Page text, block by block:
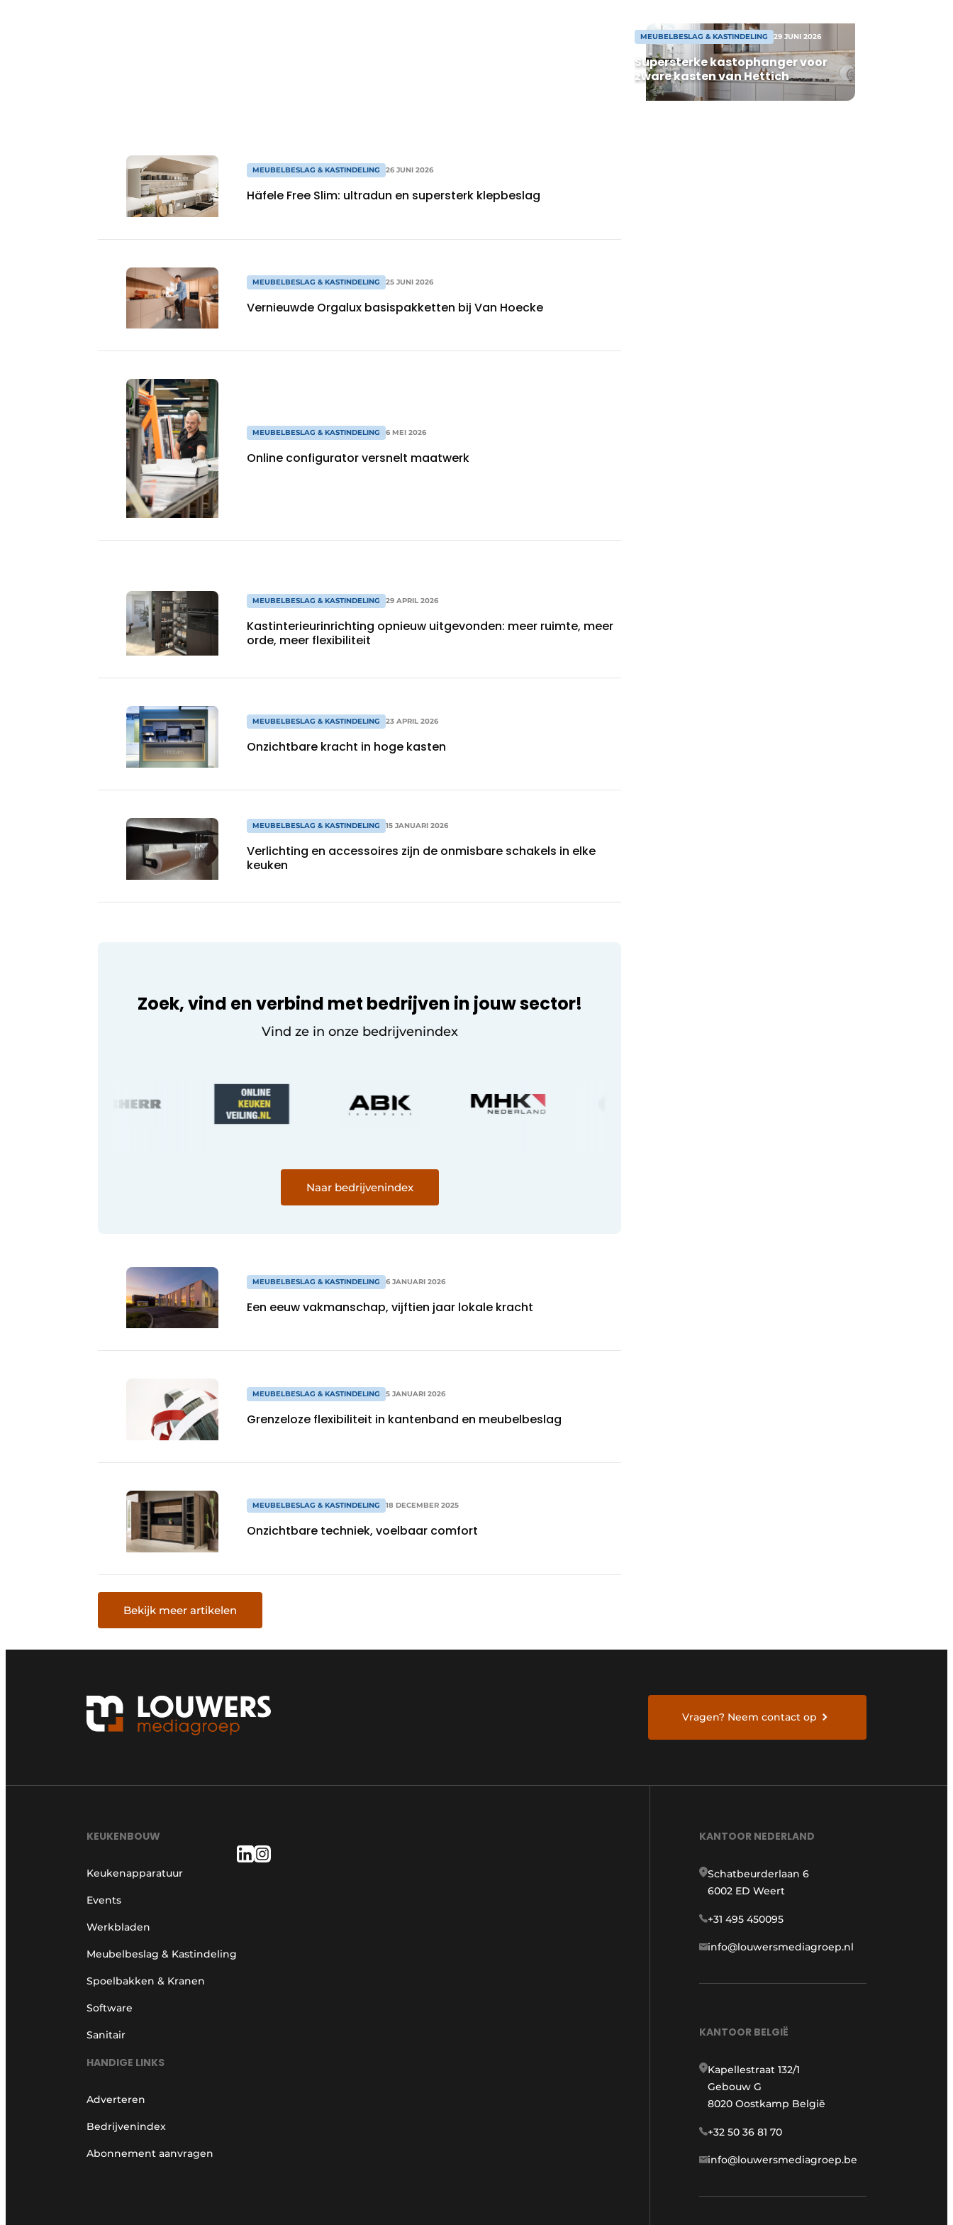
MEUBELBESLAG & KASTINDELING 29 JUNI 2026
Supersterke kastophanger voor
zware kasten van Hettich
MEUBELBESLAG & KASTINDELING 26 JUNI 2026
Häfele Free Slim: ultradun en supersterk klepbeslag
MEUBELBESLAG & KASTINDELING 25 JUNI 2026
Vernieuwde Orgalux basispakketten bij Van Hoecke
MEUBELBESLAG & KASTINDELING 6 MEI 2026
Online configurator versnelt maatwerk
MEUBELBESLAG & KASTINDELING 29 APRIL 2026
Kastinterieurinrichting opnieuw uitgevonden: meer ruimte, meer
orde, meer flexibiliteit
MEUBELBESLAG & KASTINDELING 23 APRIL 2026
Onzichtbare kracht in hoge kasten
MEUBELBESLAG & KASTINDELING 15 JANUARI 2026
Verlichting en accessoires zijn de onmisbare schakels in elke
keuken
Zoek, vind en verbind met bedrijven in jouw sector!
Vind ze in onze bedrijvenindex
Naar bedrijvenindex
MEUBELBESLAG & KASTINDELING 6 JANUARI 2026
Een eeuw vakmanschap, vijftien jaar lokale kracht
MEUBELBESLAG & KASTINDELING 5 JANUARI 2026
Grenzeloze flexibiliteit in kantenband en meubelbeslag
MEUBELBESLAG & KASTINDELING 18 DECEMBER 2025
Onzichtbare techniek, voelbaar comfort
Bekijk meer artikelen
Vragen? Neem contact op
KEUKENBOUW
Keukenapparatuur
Events
Werkbladen
Meubelbeslag & Kastindeling
Spoelbakken & Kranen
Software
Sanitair
HANDIGE LINKS
Adverteren
Bedrijvenindex
Abonnement aanvragen
KANTOOR NEDERLAND
Schatbeurderlaan 6
6002 ED Weert
+31 495 450095
info@louwersmediagroep.nl
KANTOOR BELGIË
Kapellestraat 132/1
Gebouw G
8020 Oostkamp België
+32 50 36 81 70
info@louwersmediagroep.be